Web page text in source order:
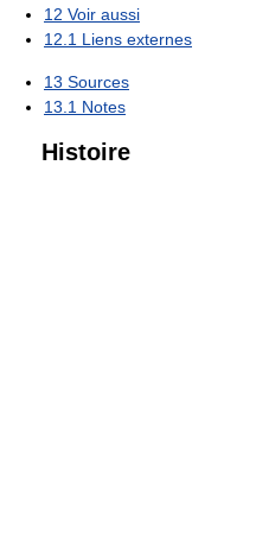
12 Voir aussi
12.1 Liens externes
13 Sources
13.1 Notes
Histoire